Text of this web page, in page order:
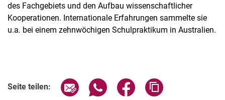
des Fachgebiets und den Aufbau wissenschaftlicher
Kooperationen. Internationale Erfahrungen sammelte sie
u.a. bei einem zehnwöchigen Schulpraktikum in Australien.
Seite teilen: Seite über E-Mail teilen
Seite über WhatsApp teilen
Seite über Facebook